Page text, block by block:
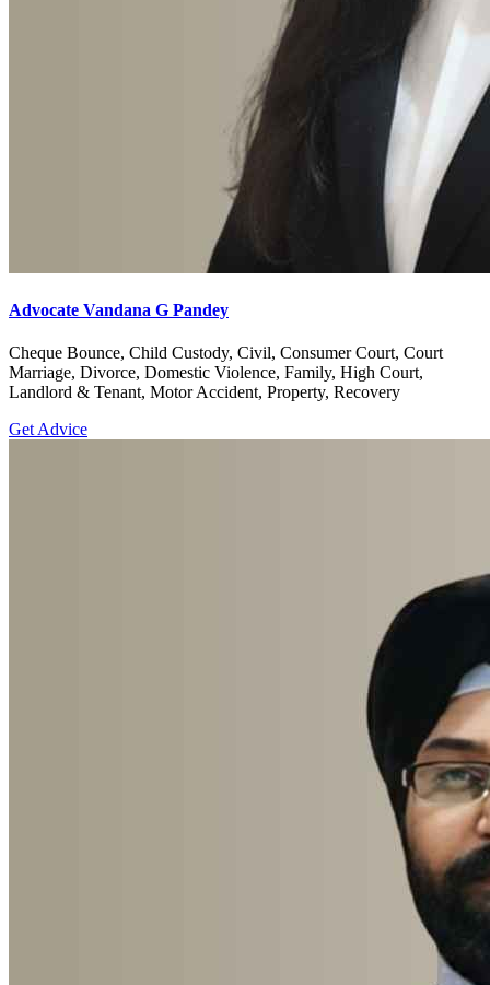
Advocate Vandana G Pandey
Cheque Bounce, Child Custody, Civil, Consumer Court, Court
Marriage, Divorce, Domestic Violence, Family, High Court,
Landlord & Tenant, Motor Accident, Property, Recovery
Get Advice